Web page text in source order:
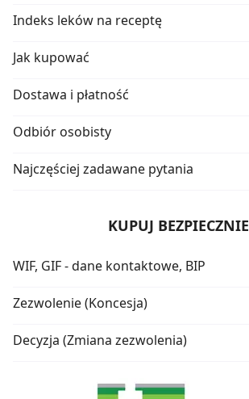
Indeks leków na receptę
Jak kupować
Dostawa i płatność
Odbiór osobisty
Najczęściej zadawane pytania
KUPUJ BEZPIECZNIE
WIF, GIF - dane kontaktowe, BIP
Zezwolenie (Koncesja)
Decyzja (Zmiana zezwolenia)